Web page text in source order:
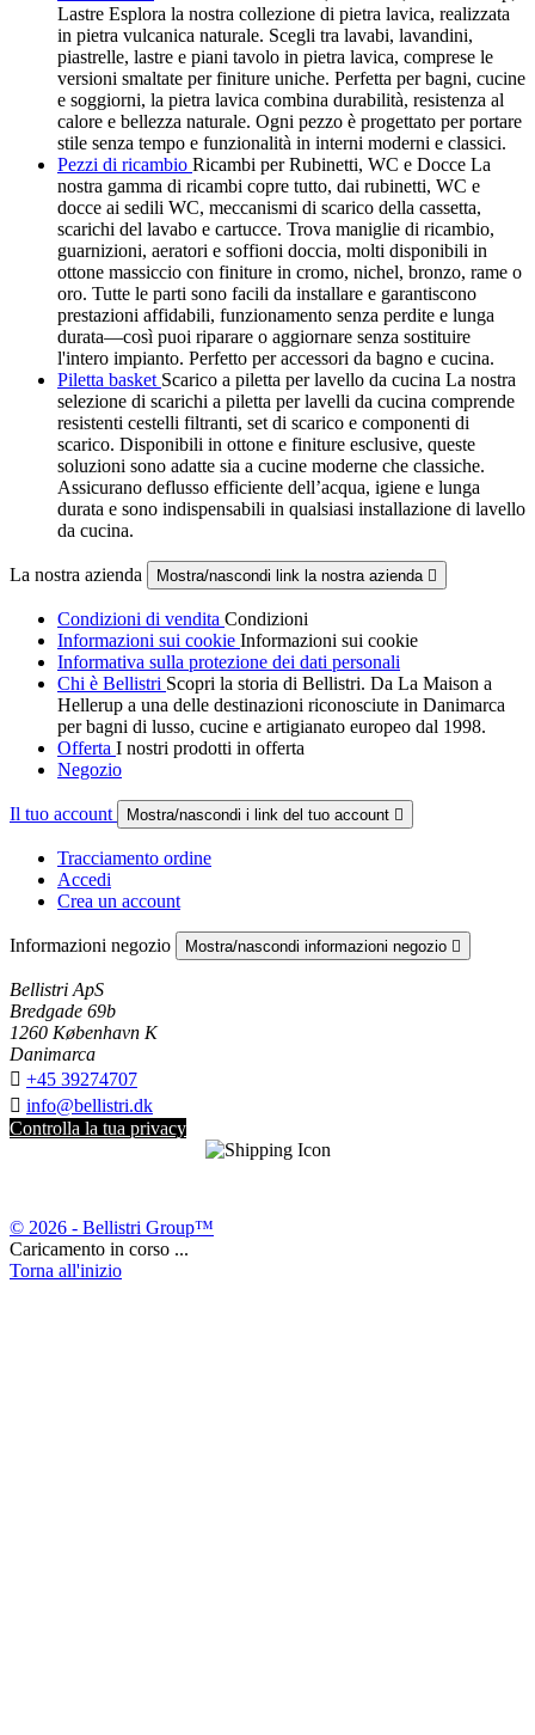
Lastre Esplora la nostra collezione di pietra lavica, realizzata
in pietra vulcanica naturale. Scegli tra lavabi, lavandini,
piastrelle, lastre e piani tavolo in pietra lavica, comprese le
versioni smaltate per finiture uniche. Perfetta per bagni, cucine
e soggiorni, la pietra lavica combina durabilità, resistenza al
calore e bellezza naturale. Ogni pezzo è progettato per portare
stile senza tempo e funzionalità in interni moderni e classici.
Pezzi di ricambio Ricambi per Rubinetti, WC e Docce La
nostra gamma di ricambi copre tutto, dai rubinetti, WC e
docce ai sedili WC, meccanismi di scarico della cassetta,
scarichi del lavabo e cartucce. Trova maniglie di ricambio,
guarnizioni, aeratori e soffioni doccia, molti disponibili in
ottone massiccio con finiture in cromo, nichel, bronzo, rame o
oro. Tutte le parti sono facili da installare e garantiscono
prestazioni affidabili, funzionamento senza perdite e lunga
durata—così puoi riparare o aggiornare senza sostituire
l'intero impianto. Perfetto per accessori da bagno e cucina.
Piletta basket Scarico a piletta per lavello da cucina La nostra
selezione di scarichi a piletta per lavelli da cucina comprende
resistenti cestelli filtranti, set di scarico e componenti di
scarico. Disponibili in ottone e finiture esclusive, queste
soluzioni sono adatte sia a cucine moderne che classiche.
Assicurano deflusso efficiente dell’acqua, igiene e lunga
durata e sono indispensabili in qualsiasi installazione di lavello
da cucina.
La nostra azienda Mostra/nascondi link la nostra azienda 
Condizioni di vendita Condizioni
Informazioni sui cookie Informazioni sui cookie
Informativa sulla protezione dei dati personali
Chi è Bellistri Scopri la storia di Bellistri. Da La Maison a
Hellerup a una delle destinazioni riconosciute in Danimarca
per bagni di lusso, cucine e artigianato europeo dal 1998.
Offerta I nostri prodotti in offerta
Negozio
Il tuo account Mostra/nascondi i link del tuo account 
Tracciamento ordine
Accedi
Crea un account
Informazioni negozio Mostra/nascondi informazioni negozio 
Bellistri ApS
Bredgade 69b
1260 København K
Danimarca
 +45 39274707
 info@bellistri.dk
Controlla la tua privacy
© 2026 - Bellistri Group™
Caricamento in corso ...
Torna all'inizio